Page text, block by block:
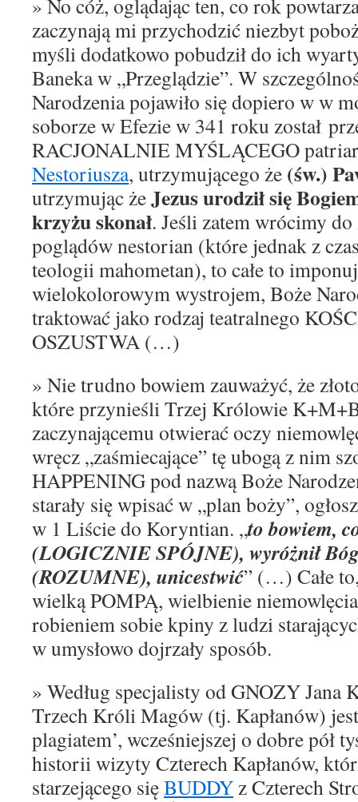
» No cóż, oglądając ten, co rok
zaczynają mi przychodzić niezbyt
myśli dodatkowo pobudził do ich
Baneka w „Przeglądzie”. W
Narodzenia pojawiło się dopiero w w
soborze w Efezie w 341 roku został
RACJONALNIE MYŚLĄCEGO
Nestoriusza, utrzymującego że (św.)
utrzymując żeJezus urodził się
krzyżu skonał. Jeśli zatem wrócimy
poglądów nestorian (które jednakz
teologii mahometan), to całe to
wielokolorowym wystrojem, Boże
traktować jako rodzaj teatralnego
OSZUSTWA (…)
» Nie trudno bowiem zauważyć, że
które przynieśli Trzej Królowie
zaczynającemu otwierać oczy
wręcz „zaśmiecające” tę ubogą z nim
HAPPENINGpod nazwą Boże
starały się wpisać w „plan boży”,
w 1 Liście do Koryntian. „to bowiem,
(LOGICZNIE SPÓJNE), wyróżnił
(ROZUMNE), unicestwić” (…) Całe
wielką POMPĄ, wielbienie
robieniem sobie kpiny z ludzi
w umysłowo dojrzały sposób.
» Według specjalisty od GNOZYJana
Trzech Króli Magów (tj. Kapłanów)
plagiatem’, wcześniejszej o dobre pół
historii wizyty Czterech Kapłanów,
starzejącego sięBUDDYz Czterech